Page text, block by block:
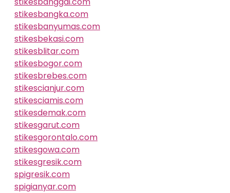
stikesbangka.com
stikesbanyumas.com
stikesbekasi.com
stikesblitar.com
stikesbogor.com
stikesbrebes.com
stikescianjur.com
stikesciamis.com
stikesdemak.com
stikesgarut.com
stikesgorontalo.com
stikesgowa.com
stikesgresik.com
spigresik.com
spigianyar.com